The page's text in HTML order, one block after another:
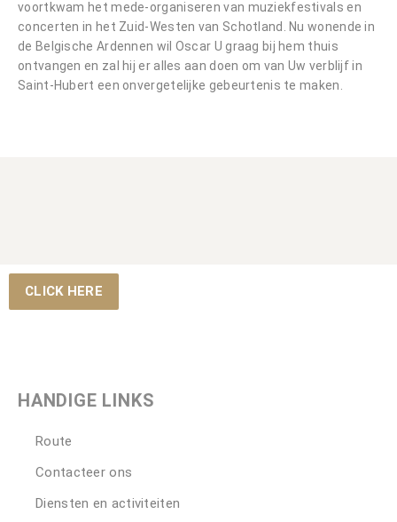
voortkwam het mede-organiseren van muziekfestivals en
concerten in het Zuid-Westen van Schotland. Nu wonende in
de Belgische Ardennen wil Oscar U graag bij hem thuis
ontvangen en zal hij er alles aan doen om van Uw verblijf in
Saint-Hubert een onvergetelijke gebeurtenis te maken.
CLICK HERE
HANDIGE LINKS
Route
Contacteer ons
Diensten en activiteiten